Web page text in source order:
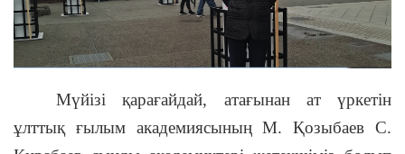
Мүйізі қарағайдай, атағынан ат үркетін
ұлттық ғылым академиясының М. Қозыбаев С.